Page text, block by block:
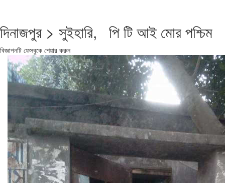
দিনাজপুর > সুইহারি, পি টি আই মোর পশ্চিম
বিজ্ঞাপনটি ফেসবুকে শেয়ার করুন